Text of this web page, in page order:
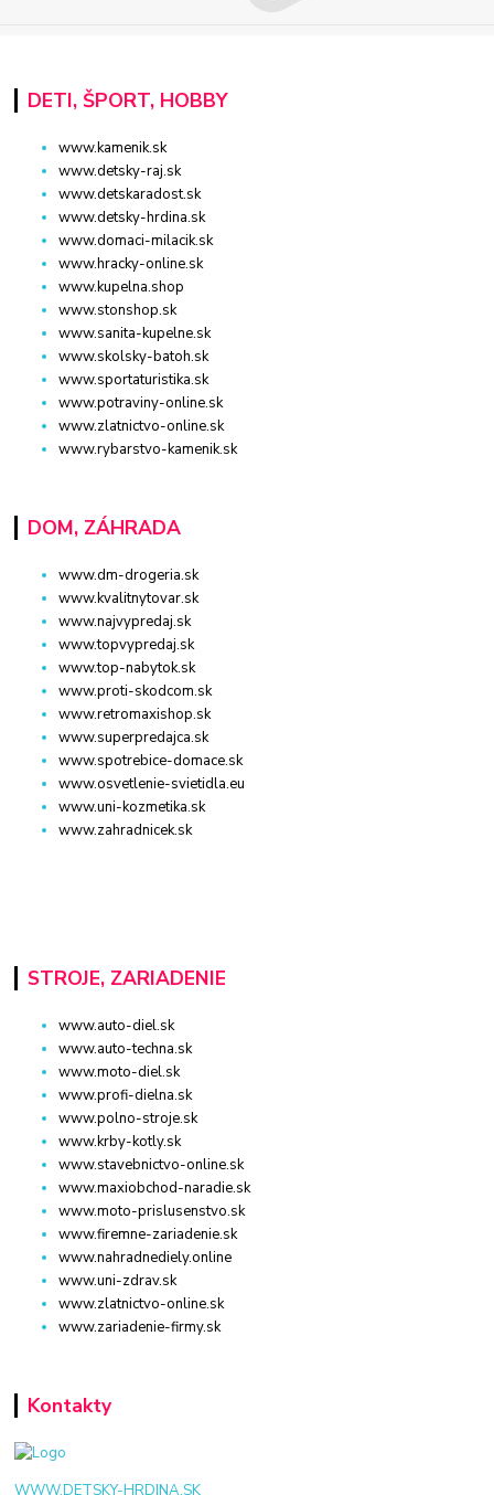
DETI, ŠPORT, HOBBY
www.kamenik.sk
www.detsky-raj.sk
www.detskaradost.sk
www.detsky-hrdina.sk
www.domaci-milacik.sk
www.hracky-online.sk
www.kupelna.shop
www.stonshop.sk
www.sanita-kupelne.sk
www.skolsky-batoh.sk
www.sportaturistika.sk
www.potraviny-online.sk
www.zlatnictvo-online.sk
www.rybarstvo-kamenik.sk
DOM, ZÁHRADA
www.dm-drogeria.sk
www.kvalitnytovar.sk
www.najvypredaj.sk
www.topvypredaj.sk
www.top-nabytok.sk
www.proti-skodcom.sk
www.retromaxishop.sk
www.superpredajca.sk
www.spotrebice-domace.sk
www.osvetlenie-svietidla.eu
www.uni-kozmetika.sk
www.zahradnicek.sk
STROJE, ZARIADENIE
www.auto-diel.sk
www.auto-techna.sk
www.moto-diel.sk
www.profi-dielna.sk
www.polno-stroje.sk
www.krby-kotly.sk
www.stavebnictvo-online.sk
www.maxiobchod-naradie.sk
www.moto-prislusenstvo.sk
www.firemne-zariadenie.sk
www.nahradnediely.online
www.uni-zdrav.sk
www.zlatnictvo-online.sk
www.zariadenie-firmy.sk
Kontakty
WWW.DETSKY-HRDINA.SK